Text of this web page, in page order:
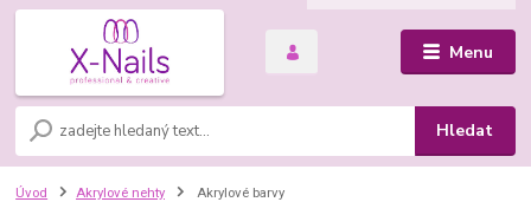
Menu
Hledat
Úvod Akrylové nehty Akrylové barvy